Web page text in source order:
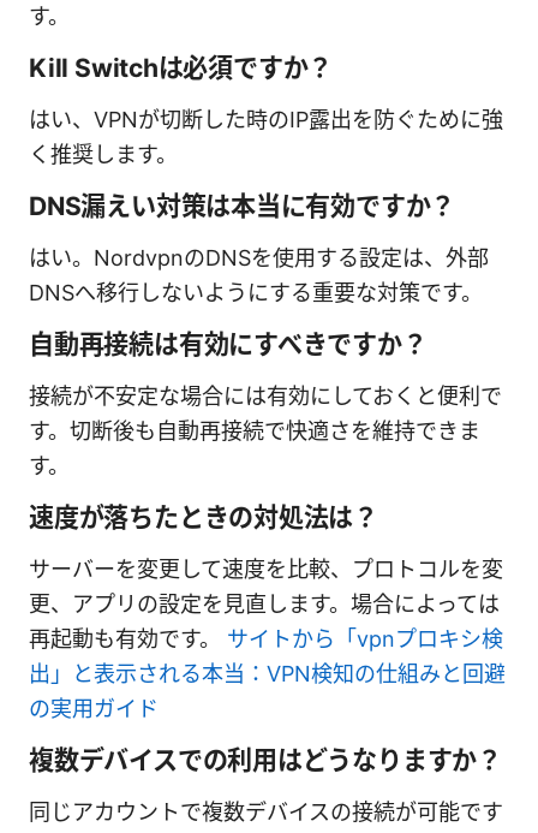
す。
Kill Switchは必須ですか？
はい、VPNが切断した時のIP露出を防ぐために強
く推奨します。
DNS漏えい対策は本当に有効ですか？
はい。NordvpnのDNSを使用する設定は、外部
DNSへ移行しないようにする重要な対策です。
自動再接続は有効にすべきですか？
接続が不安定な場合には有効にしておくと便利で
す。切断後も自動再接続で快適さを維持できま
す。
速度が落ちたときの対処法は？
サーバーを変更して速度を比較、プロトコルを変
更、アプリの設定を見直します。場合によっては
再起動も有効です。 サイトから「vpnプロキシ検
出」と表示される本当：VPN検知の仕組みと回避
の実用ガイド
複数デバイスでの利用はどうなりますか？
同じアカウントで複数デバイスの接続が可能です